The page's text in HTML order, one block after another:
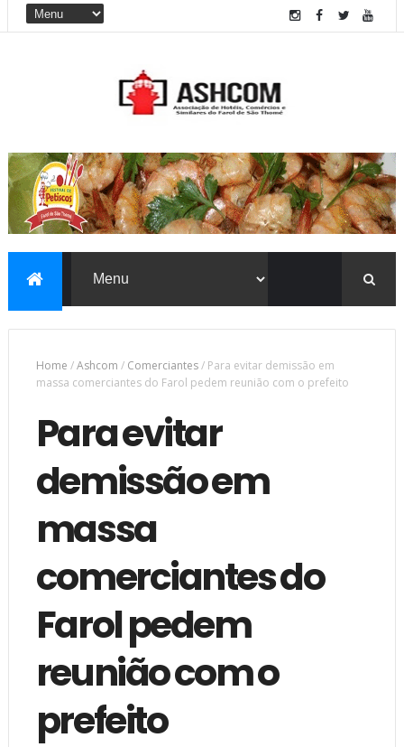
Home /Ashcom / Comerciantes/ Para evitar demissão em
massa comerciantes do Farol pedem reunião com o prefeito
Para evitar
demissão em
massa
comerciantes do
Farol pedem
reunião com o
prefeito